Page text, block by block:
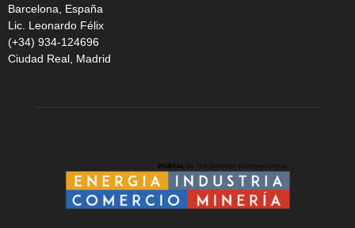
Barcelona, España
Lic. Leonardo Félix
(+34) 934-124696
Ciudad Real, Madrid